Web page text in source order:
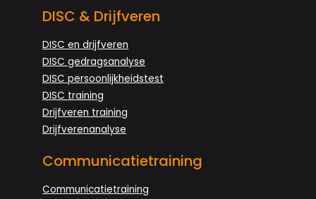
DISC & Drijfveren
DISC en drijfveren
DISC gedragsanalyse
DISC persoonlijkheidstest
DISC training
Drijfveren training
Drijfverenanalyse
Communicatietraining
Communicatietraining